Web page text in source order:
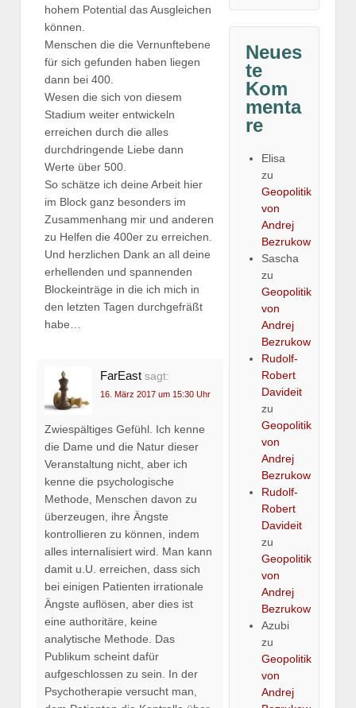
hohem Potential das Ausgleichen
können.
Menschen die die Vernunftebene
für sich gefunden haben liegen
dann bei 400.
Wesen die sich von diesem
Stadium weiter entwickeln
erreichen durch die alles
durchdringende Liebe dann
Werte über 500.
So schätze ich deine Arbeit hier
im Block ganz besonders im
Zusammenhang mir und anderen
zu Helfen die 400er zu erreichen.
Und herzlichen Dank an all deine
erhellenden und spannenden
Blockeinträge in die ich mich in
den letzten Tagen durchgefräßt
habe…
FarEast sagt:
16. März 2017 um 15:30 Uhr
Zwiespältiges Gefühl. Ich kenne
die Dame und die Natur dieser
Veranstaltung nicht, aber ich
kenne die psychologische
Methode, Menschen davon zu
überzeugen, ihre Ängste
kontrollieren zu können, indem
alles internalisiert wird. Man kann
damit u.U. erreichen, dass sich
bei einigen Patienten irrationale
Ängste auflösen, aber dies ist
eine authoritäre, keine
analytische Methode. Das
Publikum scheint dafür
aufgeschlossen zu sein. In der
Psychotherapie versucht man,
Neues
te
Kom
menta
re
Elisa
zu
Geopolitik
von
Andrej
Bezrukow
Sascha
zu
Geopolitik
von
Andrej
Bezrukow
Rudolf-
Robert
Davideit
zu
Geopolitik
von
Andrej
Bezrukow
Rudolf-
Robert
Davideit
zu
Geopolitik
von
Andrej
Bezrukow
Azubi
zu
Geopolitik
von
Andrej